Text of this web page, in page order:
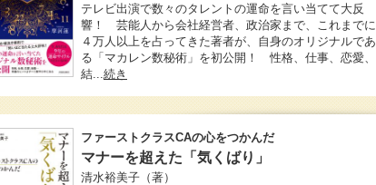
テレビ出演で数々のタレントの運命を言い当てて大反
響！ 芸能人から会社経営者、政治家まで、これまでに
４万人以上を占ってきた著者が、自身のオリジナルであ
る「マカレン数秘術」を初公開！ 性格、仕事、恋愛、
結... 続き
ファーストクラスCAの心をつかんだ
マナーを超えた「気くばり」
清水裕美子 （著）